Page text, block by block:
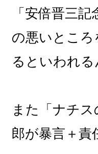
「安倍晋三
の悪いとこ
るといわれ
また「ナチ
郎が暴言＋責